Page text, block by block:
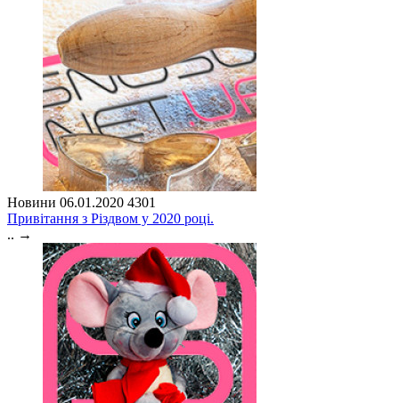
Новини 06.01.2020 4301
Привітання з Різдвом у 2020 році.
.. →